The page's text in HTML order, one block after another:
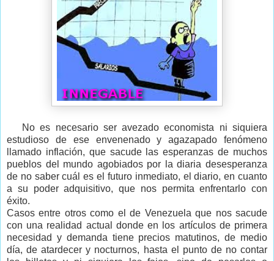
No es necesario ser avezado economista ni siquiera
estudioso de ese envenenado y agazapado fenómeno
llamado inflación, que sacude las esperanzas de muchos
pueblos del mundo agobiados por la diaria desesperanza
de no saber cuál es el futuro inmediato, el diario, en cuanto
a su poder adquisitivo, que nos permita enfrentarlo con
éxito.
Casos entre otros como el de Venezuela que nos sacude
con una realidad actual donde en los artículos de primera
necesidad y demanda tiene precios matutinos, de medio
día, de atardecer y nocturnos, hasta el punto de no contar